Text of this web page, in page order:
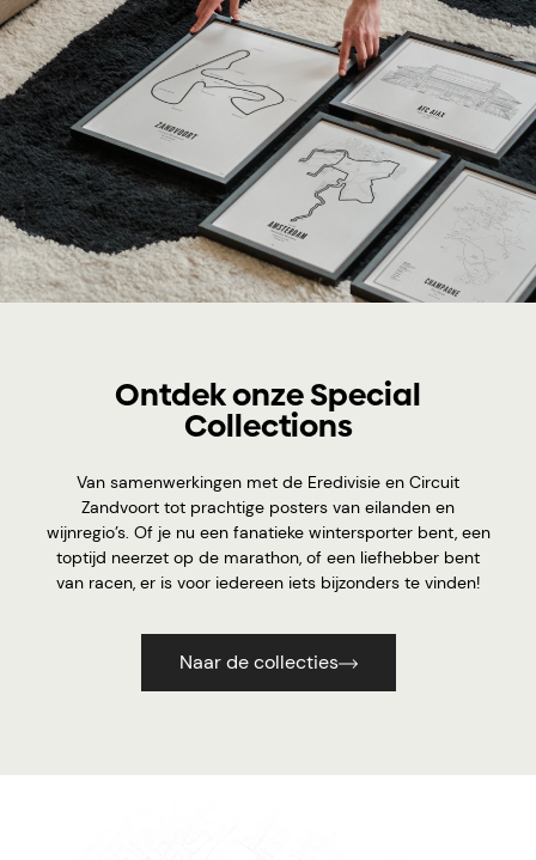
Ontdek onze Special
Collections
Van samenwerkingen met de Eredivisie en Circuit
Zandvoort tot prachtige posters van eilanden en
wijnregio’s. Of je nu een fanatieke wintersporter bent, een
toptijd neerzet op de marathon, of een liefhebber bent
van racen, er is voor iedereen iets bijzonders te vinden!
Naar de collecties